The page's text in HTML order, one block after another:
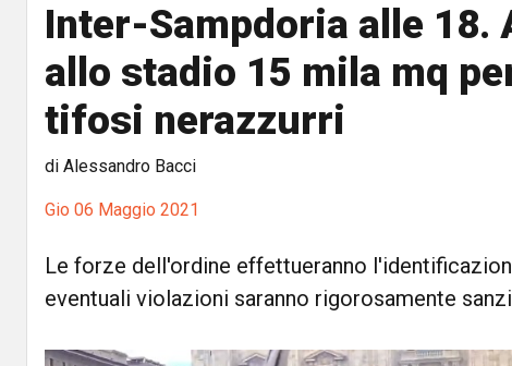
Inter-Sampdoria alle 18.
allo stadio 15 mila mq
tifosi nerazzurri
di Alessandro Bacci
Gio 06 Maggio 2021
Le forze dell'ordine effettueranno
eventuali violazioni saranno rigorosamente